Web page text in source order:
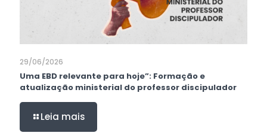
29/06/2026
Uma EBD relevante para hoje”: Formação e
atualização ministerial do professor discipulador
Leia mais